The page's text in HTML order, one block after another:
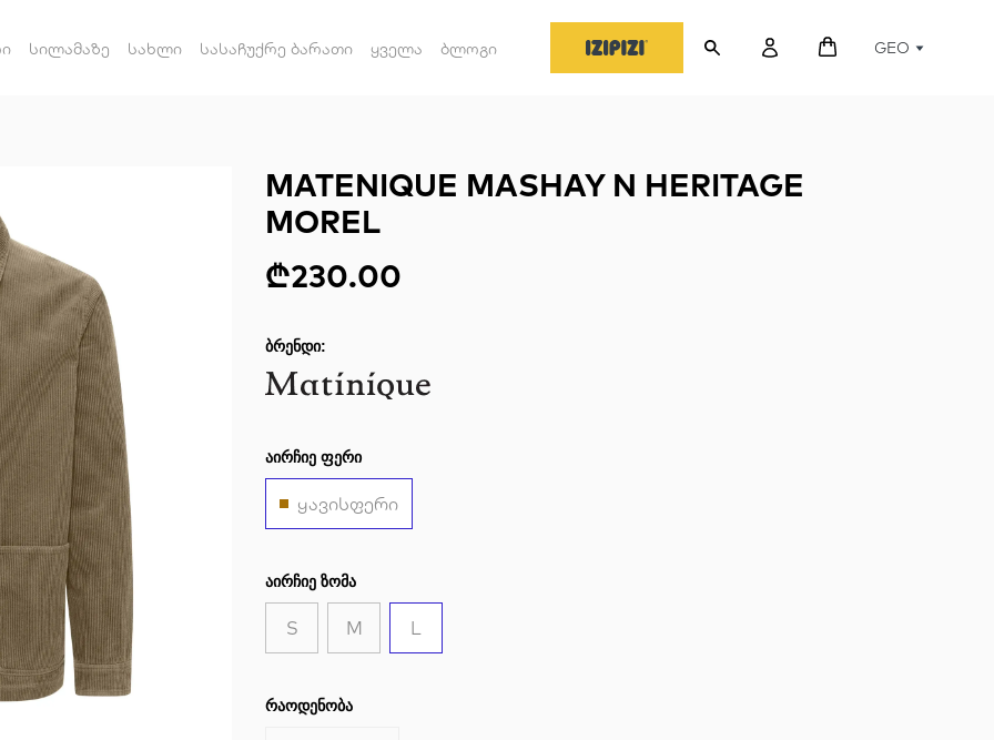
სილამაზე სახლი სასაჩუქრე ბარათი ყველა ბლოგი GEO
MATENIQUE MASHAY N HERITAGE
MOREL
₾230.00
ᲑᲠᲔᲜᲓᲘ:
ᲐᲘᲠᲩᲘᲔ ᲤᲔᲠᲘ
ყავისფერი
ᲐᲘᲠᲩᲘᲔ ᲖᲝᲛᲐ
S M L
ᲠᲐᲝᲓᲔᲜᲝᲑᲐ